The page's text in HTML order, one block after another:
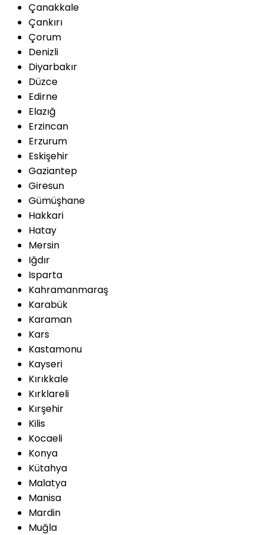
Çanakkale
Çankırı
Çorum
Denizli
Diyarbakır
Düzce
Edirne
Elazığ
Erzincan
Erzurum
Eskişehir
Gaziantep
Giresun
Gümüşhane
Hakkari
Hatay
Mersin
Iğdır
Isparta
Kahramanmaraş
Karabük
Karaman
Kars
Kastamonu
Kayseri
Kırıkkale
Kırklareli
Kırşehir
Kilis
Kocaeli
Konya
Kütahya
Malatya
Manisa
Mardin
Muğla